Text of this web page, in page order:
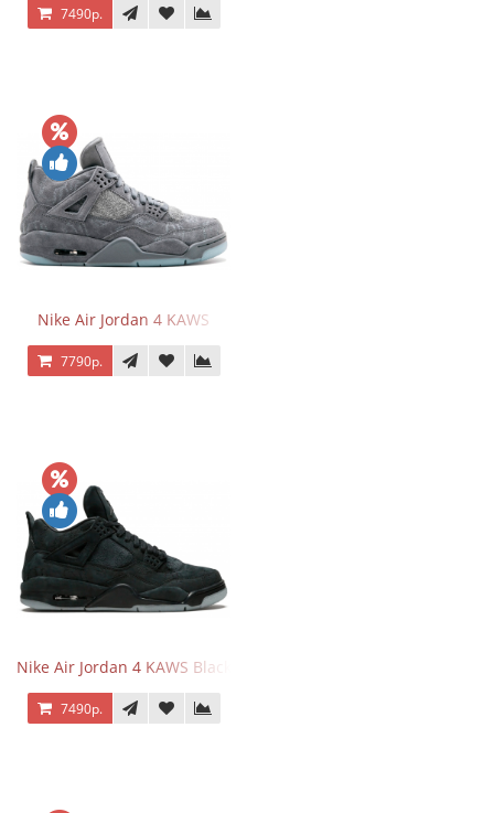
7490р.
Nike Air Jordan 4 KAWS
7790р.
Nike Air Jordan 4 KAWS Black
7490р.